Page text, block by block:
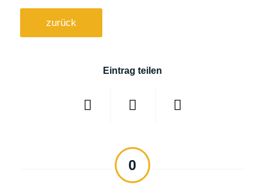
zurück
Eintrag teilen
0